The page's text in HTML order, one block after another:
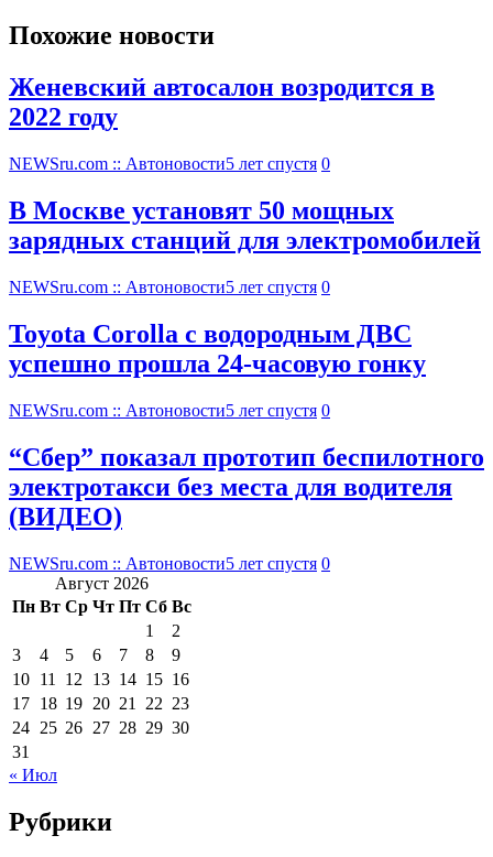
Похожие новости
Женевский автосалон возродится в
2022 году
NEWSru.com :: Автоновости5 лет спустя 0
В Москве установят 50 мощных
зарядных станций для электромобилей
NEWSru.com :: Автоновости5 лет спустя 0
Toyota Corolla с водородным ДВС
успешно прошла 24-часовую гонку
NEWSru.com :: Автоновости5 лет спустя 0
“Сбер” показал прототип беспилотного
электротакси без места для водителя
(ВИДЕО)
NEWSru.com :: Автоновости5 лет спустя 0
Август 2026
Пн Вт Ср Чт Пт Сб Вс
1
2
3
4 5 6 7 8
9
10 11 12 13 14 15 16
17 18 19 20 21 22 23
24 25 26 27 28 29 30
31
« Июл
Рубрики